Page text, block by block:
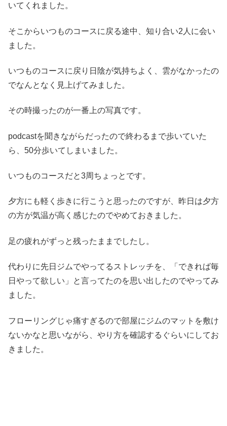
いてくれました。
そこからいつものコースに戻る途中、知り合い2人に会い
ました。
いつものコースに戻り日陰が気持ちよく、雲がなかったの
でなんとなく見上げてみました。
その時撮ったのが一番上の写真です。
podcastを聞きながらだったので終わるまで歩いていた
ら、50分歩いてしまいました。
いつものコースだと3周ちょっとです。
夕方にも軽く歩きに行こうと思ったのですが、昨日は夕方
の方が気温が高く感じたのでやめておきました。
足の疲れがずっと残ったままでしたし。
代わりに先日ジムでやってるストレッチを、「できれば毎
日やって欲しい」と言ってたのを思い出したのでやってみ
ました。
フローリングじゃ痛すぎるので部屋にジムのマットを敷け
ないかなと思いながら、やり方を確認するぐらいにしてお
きました。